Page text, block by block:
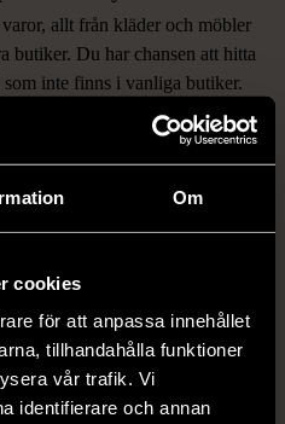
Om
cookies
för att anpassa innehållet
tillhandahålla funktioner
vår trafik. Vi
identifierare och annan
allt från kläder och möbler
butiker. Du har chansen att hitta
inte finns i vanliga butiker.
påminner om denna
1/5
BOSS